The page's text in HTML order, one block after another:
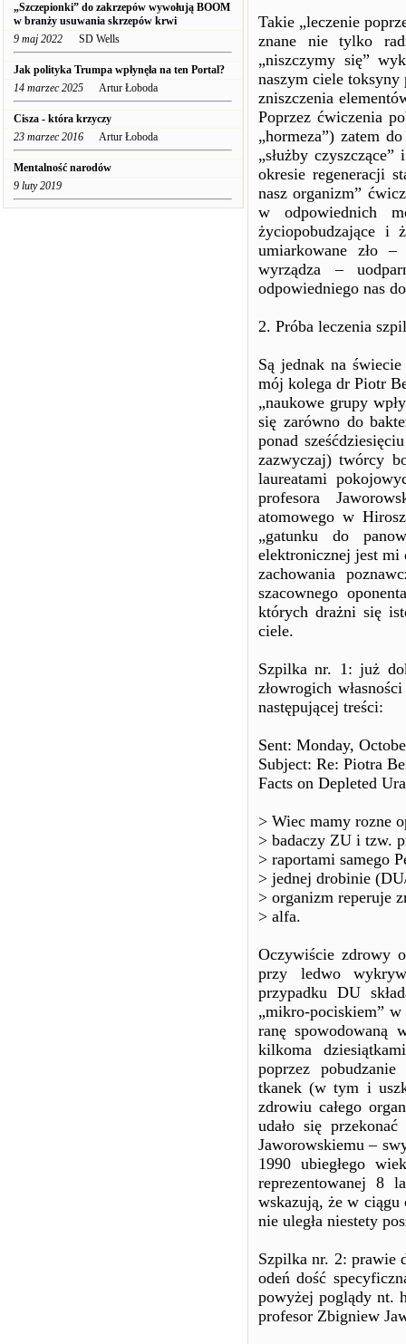
„Szczepionki” do zakrzepów wywołują BOOM
w branży usuwania skrzepów krwi
9 maj 2022 SD Wells
Jak polityka Trumpa wpłynęła na ten Portal?
14 marzec 2025 Artur Łoboda
Cisza - która krzyczy
23 marzec 2016 Artur Łoboda
Mentalność narodów
9 luty 2019
Takie „leczenie
znane nie tylko
„niszczymy się”
naszym ciele
zniszczenia
Poprzez ćwiczenia
„hormeza”) zatem
„służby
okresie regeneracji
nasz organizm”
w odpowiednich
życiopobudzające i
umiarkowane zło
wyrządza –
odpowiedniego nas
2. Próba leczenia
Są jednak na
mój kolega dr Piotr
„naukowe grupy
się zarówno do
ponad
zazwyczaj) twórcy
laureatami
profesora
atomowego w
„gatunku do
elektronicznej jest mi
zachowania
szacownego
których drażni się
ciele.
Szpilka nr. 1: już
złowrogich
następującej treści:
Sent: Monday,
Subject: Re: Piotra
Facts on Depleted
> Wiec mamy rozne
> badaczy ZU i tzw.
> raportami samego
> jednej drobinie
> organizm reperuje
> alfa.
Oczywiście zdrowy
przy ledwo
przypadku DU
„mikro-pociskiem”
ranę spowodowaną
kilkoma
poprzez
tkanek (w tym i
zdrowiu całego
udało się
Jaworowskiemu –
1990 ubiegłego
reprezentowanej 8
wskazują, że w ciągu
nie uległa niestety
Szpilka nr. 2: prawie
odeń dość
powyżej poglądy nt.
profesor Zbigniew